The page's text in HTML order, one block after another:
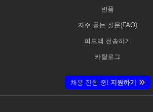
반품
자주 묻는 질문(FAQ)
피드백 전송하기
카탈로그
채용 진행 중! 지원하기